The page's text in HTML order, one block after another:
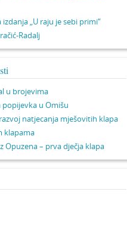
„U raju je sebi primi“
Radalj
u brojevima
popijevka u Omišu
natjecanja mješovitih klapa
klapama
Opuzena – prva dječja klapa